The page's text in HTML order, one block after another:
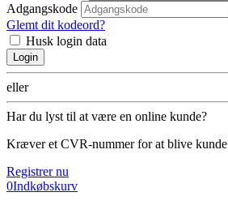
Adgangskode
Glemt dit kodeord?
Husk login data
Login
eller
Har du lyst til at være en online kunde?
Kræver et CVR-nummer for at blive kunde
Registrer nu
0Indkøbskurv